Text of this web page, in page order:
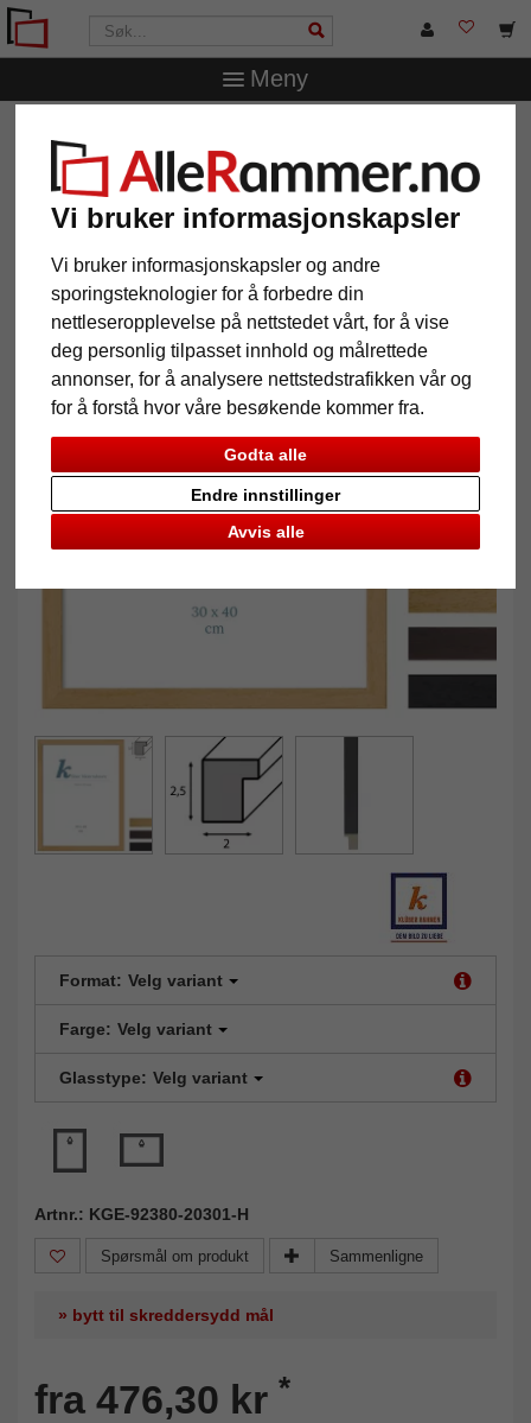
Vi bruker informasjonskapsler
Vi bruker informasjonskapsler og andre
sporingsteknologier for å forbedre din
nettleseropplevelse på nettstedet vårt, for å vise
deg personlig tilpasset innhold og målrettede
annonser, for å analysere nettstedstrafikken vår og
for å forstå hvor våre besøkende kommer fra.
Godta alle
Avvis alle
Endre innstillinger
Meny
Treramme Murcia
Treramme Murcia
Format: Velg variant
Farge: Velg variant
Glasstype: Velg variant
Artnr.: KGE-92380-20301-H
Spørsmål om produkt Sammenligne
» bytt til skreddersydd mål
fra 476,30 kr *